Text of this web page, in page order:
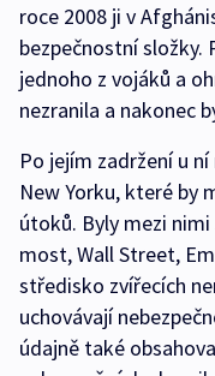
roce 2008 ji v
bezpečnostní složky.
jednoho z vojáků a
nezranila a nakonec
Po jejím zadržení u
New Yorku, které by
útoků. Byly mezi
most, Wall Street,
středisko zvířecích
uchovávají
údajně také